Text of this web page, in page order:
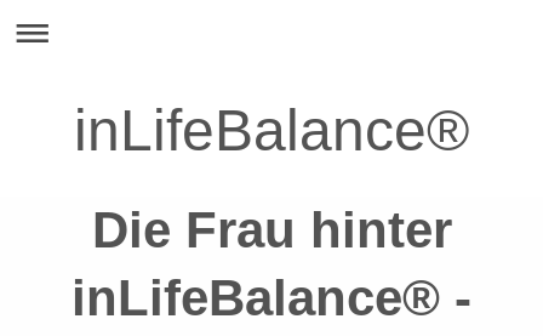
inLifeBalance®
Die Frau hinter
inLifeBalance®️ -